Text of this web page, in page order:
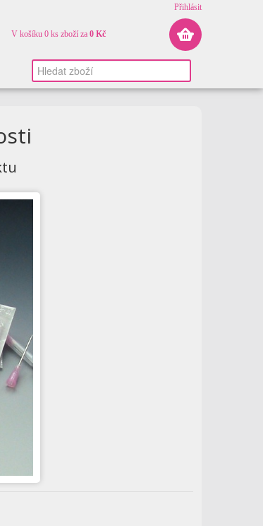
Přihlásit
V košíku 0 ks zboží za 0 Kč